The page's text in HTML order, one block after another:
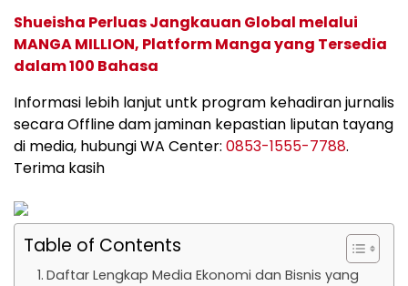
Shueisha Perluas Jangkauan Global melalui
MANGA MILLION, Platform Manga yang Tersedia
dalam 100 Bahasa
Informasi lebih lanjut untk program kehadiran jurnalis
secara Offline dam jaminan kepastian liputan tayang
di media, hubungi WA Center: 0853-1555-7788.
Terima kasih
Table of Contents
Daftar Lengkap Media Ekonomi dan Bisnis yang